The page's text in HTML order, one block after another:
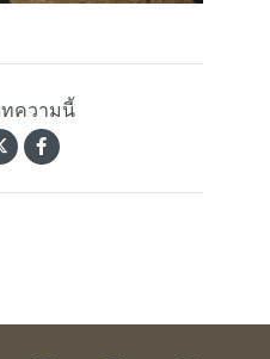
ความนี้